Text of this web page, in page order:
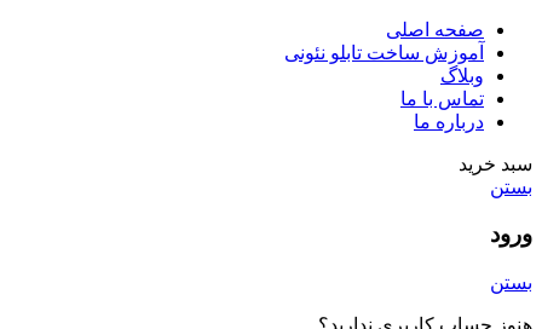
صفحه اصلی
آموزش ساخت تابلو نئونی
وبلاگ
تماس با ما
درباره ما
سبد خرید
بستن
ورود
بستن
هنوز حساب کاربری ندارید؟